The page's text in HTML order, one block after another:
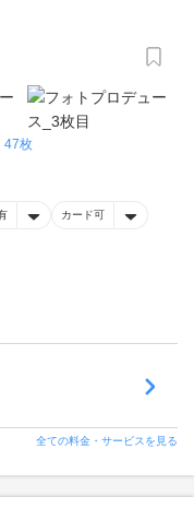
47枚
カード可
全ての料金・サービスを見る